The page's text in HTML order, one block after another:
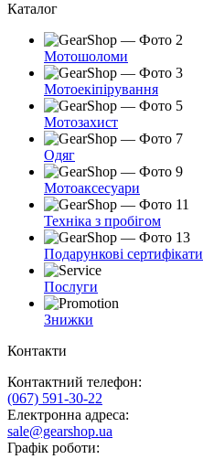
Каталог
Мотошоломи
Мотоекіпірування
Мотозахист
Одяг
Мотоаксесуари
Техніка з пробігом
Подарункові сертифікати
Послуги
Знижки
Контакти
Контактний телефон:
(067) 591-30-22
Електронна адреса:
sale@gearshop.ua
Графік роботи: